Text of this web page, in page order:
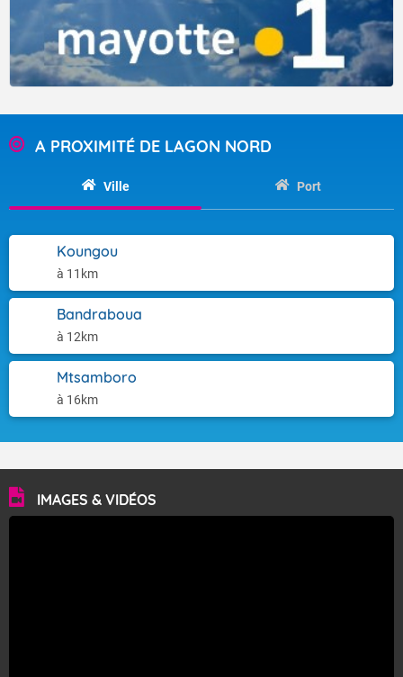
A PROXIMITÉ DE LAGON NORD
Ville Port
Koungou
à 11km
Bandraboua
à 12km
Mtsamboro
à 16km
IMAGES & VIDÉOS